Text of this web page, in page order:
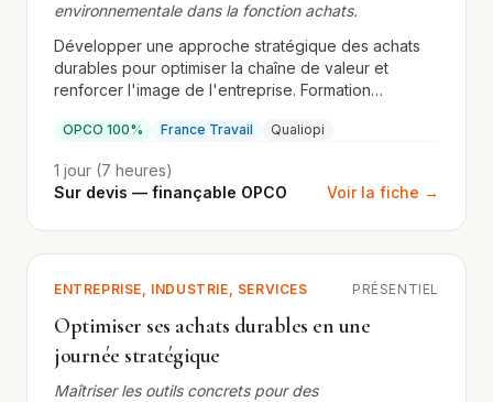
environnementale dans la fonction achats.
Développer une approche stratégique des achats
durables pour optimiser la chaîne de valeur et
renforcer l'image de l'entreprise. Formation
OPCO 100% France Travail Qualiopi
1 jour (7 heures)
Sur devis — finançable OPCO
Voir la fiche →
ENTREPRISE, INDUSTRIE, SERVICES PRÉSENTIEL
Optimiser ses achats durables en une
journée stratégique
Maîtriser les outils concrets pour des